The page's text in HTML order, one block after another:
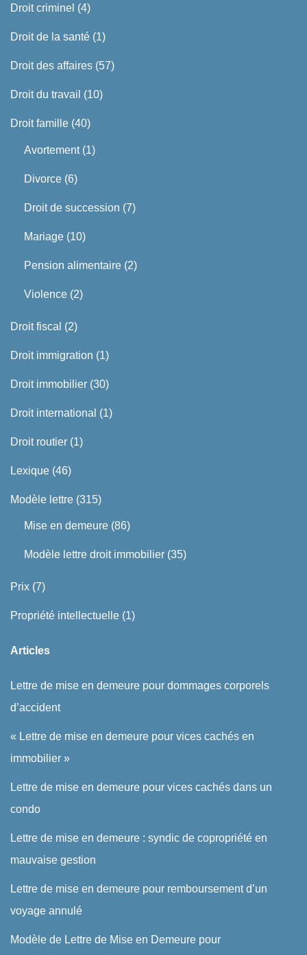
Droit criminel (4)
Droit de la santé (1)
Droit des affaires (57)
Droit du travail (10)
Droit famille (40)
Avortement(1)
Divorce (6)
Droit de succession (7)
Mariage (10)
Pension alimentaire (2)
Violence (2)
Droit fiscal (2)
Droit immigration (1)
Droit immobilier (30)
Droit international (1)
Droit routier (1)
Lexique (46)
Modèle lettre (315)
Mise en demeure (86)
Modèle lettre droit immobilier (35)
Prix (7)
Propriété intellectuelle (1)
Articles
Lettre de mise en demeure pour dommages corporels
d’accident
« Lettre de mise en demeure pour vices cachés en
immobilier »
Lettre de mise en demeure pour vices cachés dans un
condo
Lettre de mise en demeure : syndic de copropriété en
mauvaise gestion
Lettre de mise en demeure pour remboursement d’un
voyage annulé
Modèle de Lettre de Mise en Demeure pour